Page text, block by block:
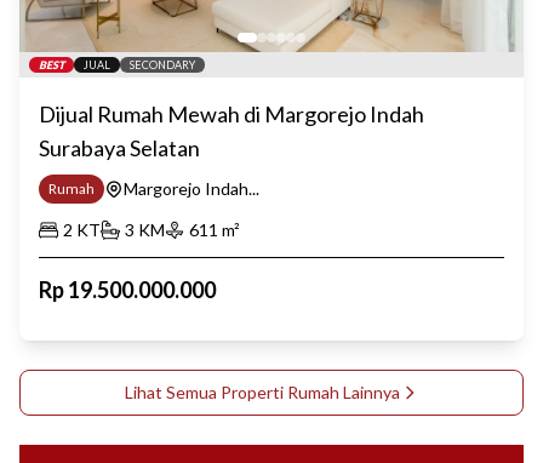
BEST JUAL SECONDARY
Dijual Rumah Mewah di Margorejo Indah
Surabaya Selatan
Rumah
Margorejo Indah...
2 KT 3 KM 611 m²
Rp19.500.000.000
Lihat Semua Properti Rumah Lainnya